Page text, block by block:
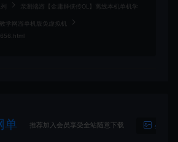
亲测端游【金庸群侠传OL】离线本机单机学
学网游单机版免虚拟机
单 推荐加入会员享受全站随意下载 生成海